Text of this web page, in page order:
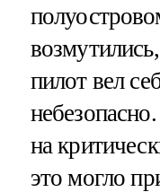
пилот вел
на
это могло